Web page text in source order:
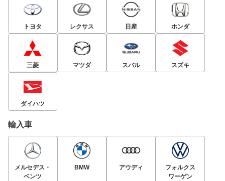
トヨタ レクサス 日産 ホンダ
三菱 マツダ スバル スズキ
ダイハツ
輸入車
メルセデス・
ベンツ
BMW アウディ
フォルクス
ワーゲン